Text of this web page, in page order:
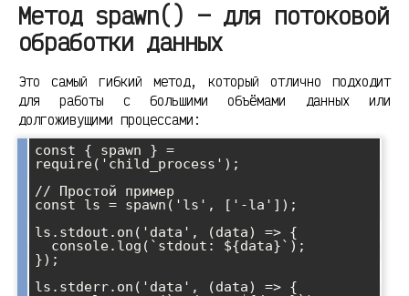
Метод spawn() — для потоковой
обработки данных
Это самый гибкий метод, который отлично подходит
для работы с большими объёмами данных или
долгоживущими процессами:
const { spawn } =
require('child_process');
// Простой пример
const ls = spawn('ls', ['-la']);
ls.stdout.on('data', (data) => {
});
ls.stderr.on('data', (data) => {